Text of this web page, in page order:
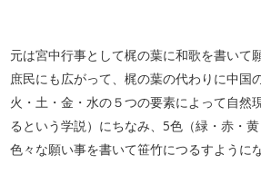
元は宮中行事として梶の葉に和歌を書いて
庶民にも広がって、梶の葉の代わりに中国
火・土・金・水の５つの要素によって自然
るという学説）にちなみ、5色（緑・赤・
色々な願い事を書いて笹竹につるすように